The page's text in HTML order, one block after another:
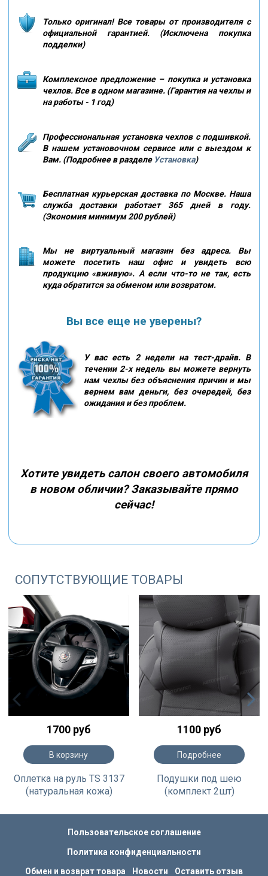
Только оригинал! Все товары от производителя с
официальной гарантией. (Исключена покупка
подделки)
Комплексное предложение – покупка и установка
чехлов. Все в одном магазине. (Гарантия на чехлы и
на работы - 1 год)
Профессиональная установка чехлов с подшивкой.
В нашем установочном сервисе или с выездом к
Вам. (Подробнее в разделе Установка)
Бесплатная курьерская доставка по Москве. Наша
служба доставки работает 365 дней в году.
(Экономия минимум 200 рублей)
Мы не виртуальный магазин без адреса. Вы
можете посетить наш офис и увидеть всю
продукцию «вживую». А если что-то не так, есть
куда обратится за обменом или возвратом.
Вы все еще не уверены?
У вас есть 2 недели на тест-драйв. В
течении 2-х недель вы можете вернуть
нам чехлы без объяснения причин и мы
вернем вам деньги, без очередей, без
ожидания и без проблем.
Хотите увидеть салон своего автомобиля
в новом обличии? Заказывайте прямо
сейчас!
СОПУТСТВУЮЩИЕ ТОВАРЫ
1700 руб
В корзину
Оплетка на руль TS 3137
(натуральная кожа)
1100 руб
Подробнее
Подушки под шею
(комплект 2шт)
Пользовательское соглашение
Политика конфиденциальности
Обмен и возврат товара Новости Оставить отзыв